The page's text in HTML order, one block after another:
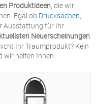
Produktideen, die wir
Egal ob Drucksachen,
Ausstattung für Ihr
Neuerscheinungen
Ihr Traumprodukt? Kein
wir helfen Ihnen.